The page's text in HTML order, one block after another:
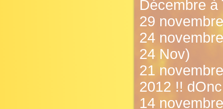
Décembre à
29
24
24 Nov)
21
2012 !!
14